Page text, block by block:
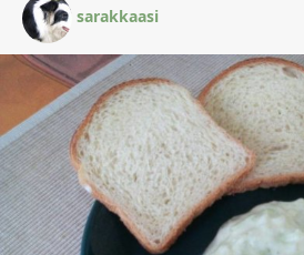
sarakkaasi